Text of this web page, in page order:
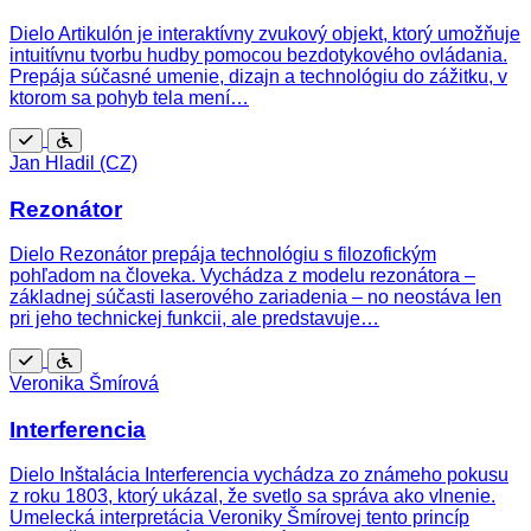
Dielo Artikulón je interaktívny zvukový objekt, ktorý umožňuje
intuitívnu tvorbu hudby pomocou bezdotykového ovládania.
Prepája súčasné umenie, dizajn a technológiu do zážitku, v
ktorom sa pohyb tela mení…
ZadarmoBezbariérový
prístup
Jan Hladil (CZ)
Rezonátor
Dielo Rezonátor prepája technológiu s filozofickým
pohľadom na človeka. Vychádza z modelu rezonátora –
základnej súčasti laserového zariadenia – no neostáva len
pri jeho technickej funkcii, ale predstavuje…
ZadarmoBezbariérový
prístup
Veronika Šmírová
Interferencia
Dielo Inštalácia Interferencia vychádza zo známeho pokusu
z roku 1803, ktorý ukázal, že svetlo sa správa ako vlnenie.
Umelecká interpretácia Veroniky Šmírovej tento princíp